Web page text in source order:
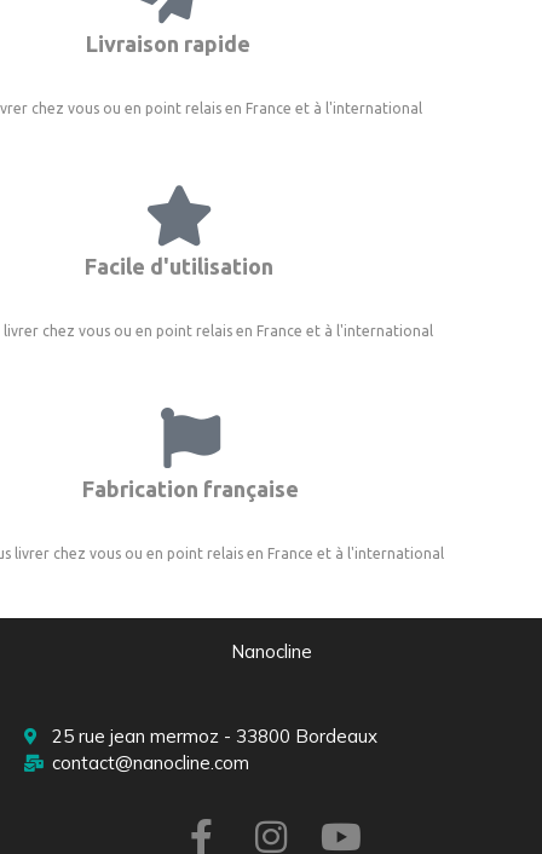
Livraison rapide
chez vous ou en point relais en France et à l'international
Facile d'utilisation
livrer chez vous ou en point relais en France et à l'international
Fabrication française
livrer chez vous ou en point relais en France et à l'international
Nanocline
25 rue jean mermoz - 33800 Bordeaux
contact@nanocline.com